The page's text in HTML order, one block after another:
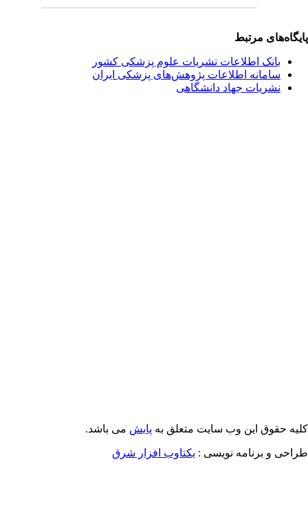
مرتبط
بانک اطلاعات نشریات علوم پزشکی کشور
سامانه اطلاعات پژوهش‌های پزشکی ایران
نشریات جهاد دانشگاهی
حقوق این وب سایت متعلق بهپایشمی باشد.
و برنامه نویسی : یکتاوب افزار شرق